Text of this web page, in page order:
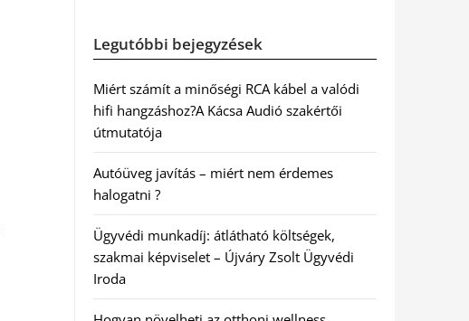
Legutóbbi bejegyzések
Miért számít a minőségi RCA kábel a valódi
hifi hangzáshoz?A Kácsa Audió szakértői
útmutatója
Autóüveg javítás – miért nem érdemes
halogatni ?
Ügyvédi munkadíj: átlátható költségek,
szakmai képviselet – Újváry Zsolt Ügyvédi
Iroda